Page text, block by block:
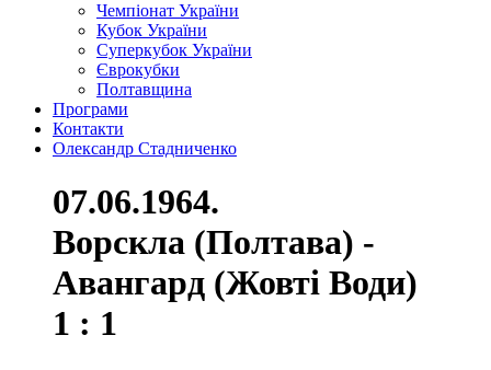
Чемпіонат України
Кубок України
Суперкубок України
Єврокубки
Полтавщина
Програми
Контакти
Олександр Стадниченко
07.06.1964.
Ворскла (Полтава) -
Авангард (Жовті Води)
1 : 1